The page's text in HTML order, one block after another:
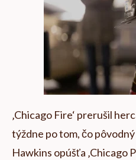
‚Chicago Fire‘ prerušil
týždne po tom, čo
Hawkins opúšťa ‚Chicago